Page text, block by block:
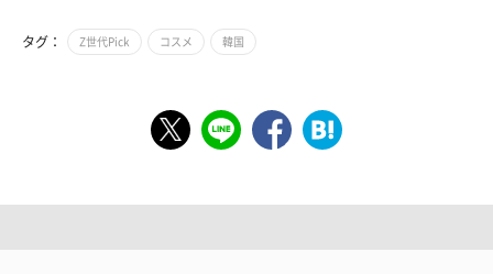
タグ： Z世代Pick コスメ 韓国